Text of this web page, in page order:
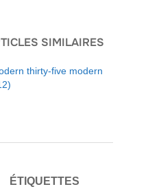
SIMILAIRES
thirty-five modern
ÉTIQUETTES